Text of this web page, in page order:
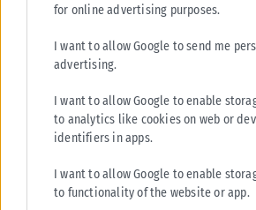
for online advertising purposes.
I want to allow Google to send me
advertising.
I want to allow Google to enable
to analytics like cookies on web or
identifiers in apps.
I want to allow Google to enable
to functionality of the website or app.